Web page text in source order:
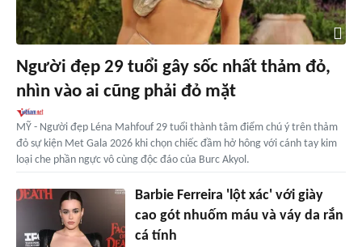
Người đẹp 29 tuổi gây sốc nhất thảm đỏ,
nhìn vào ai cũng phải đỏ mặt
MỸ - Người đẹp Léna Mahfouf 29 tuổi thành tâm điểm chú ý trên thảm
đỏ sự kiện Met Gala 2026 khi chọn chiếc đầm hở hông với cánh tay kim
loại che phần ngực vô cùng độc đáo của Burc Akyol.
Barbie Ferreira 'lột xác' với giày
cao gót nhuốm máu và váy da rắn
cá tính